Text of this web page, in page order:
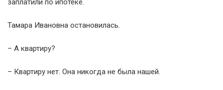
заплатили по ипотеке.
Тамара Ивановна остановилась.
– А квартиру?
– Квартиру нет. Она никогда не была нашей.